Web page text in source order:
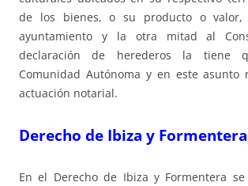
de los bienes, o su producto o valor,
ayuntamiento y la otra mitad al
declaración de herederos la tiene
Comunidad Autónoma y en este asunto
actuación notarial.
Derecho de Ibiza y Formentera
En el Derecho de Ibiza y Formentera